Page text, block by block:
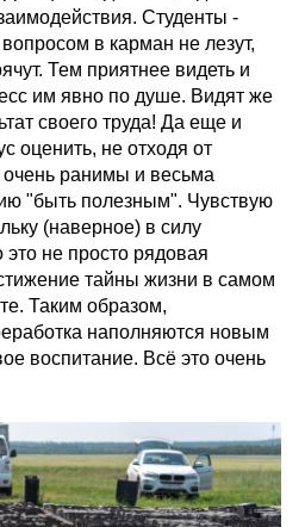
Студенты -
в карман не лезут,
Тем приятнее видеть и
им явно по душе. Видят же
своего труда! Да еще и
оценить, не отходя от
ранимы и весьма
"быть полезным". Чувствую
(наверное) в силу
не просто рядовая
тайны жизни в самом
Таким образом,
наполняются новым
воспитание. Всё это очень